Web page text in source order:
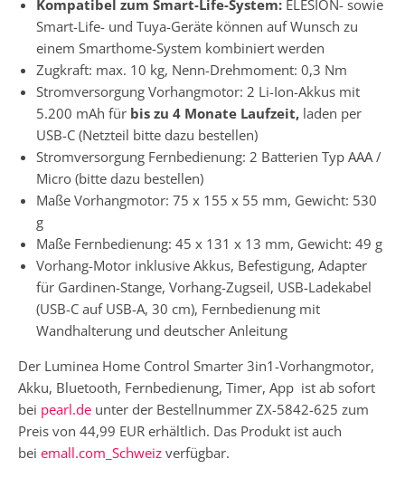
Kompatibel zum Smart-Life-System: ELESION- sowie
Smart-Life- und Tuya-Geräte können auf Wunsch zu
einem Smarthome-System kombiniert werden
Zugkraft: max. 10 kg, Nenn-Drehmoment: 0,3 Nm
Stromversorgung Vorhangmotor: 2 Li-Ion-Akkus mit
5.200 mAh für bis zu 4 Monate Laufzeit, laden per
USB-C (Netzteil bitte dazu bestellen)
Stromversorgung Fernbedienung: 2 Batterien Typ AAA /
Micro (bitte dazu bestellen)
Maße Vorhangmotor: 75 x 155 x 55 mm, Gewicht: 530
g
Maße Fernbedienung: 45 x 131 x 13 mm, Gewicht: 49 g
Vorhang-Motor inklusive Akkus, Befestigung, Adapter
für Gardinen-Stange, Vorhang-Zugseil, USB-Ladekabel
(USB-C auf USB-A, 30 cm), Fernbedienung mit
Wandhalterung und deutscher Anleitung
Der Luminea Home Control Smarter 3in1-Vorhangmotor,
Akku, Bluetooth, Fernbedienung, Timer, App ist ab sofort
bei pearl.de unter der Bestellnummer ZX-5842-625 zum
Preis von 44,99 EUR erhältlich. Das Produkt ist auch
bei emall.com_Schweiz verfügbar.